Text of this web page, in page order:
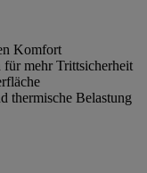
Komfort
für mehr Trittsicherheit
thermische Belastung